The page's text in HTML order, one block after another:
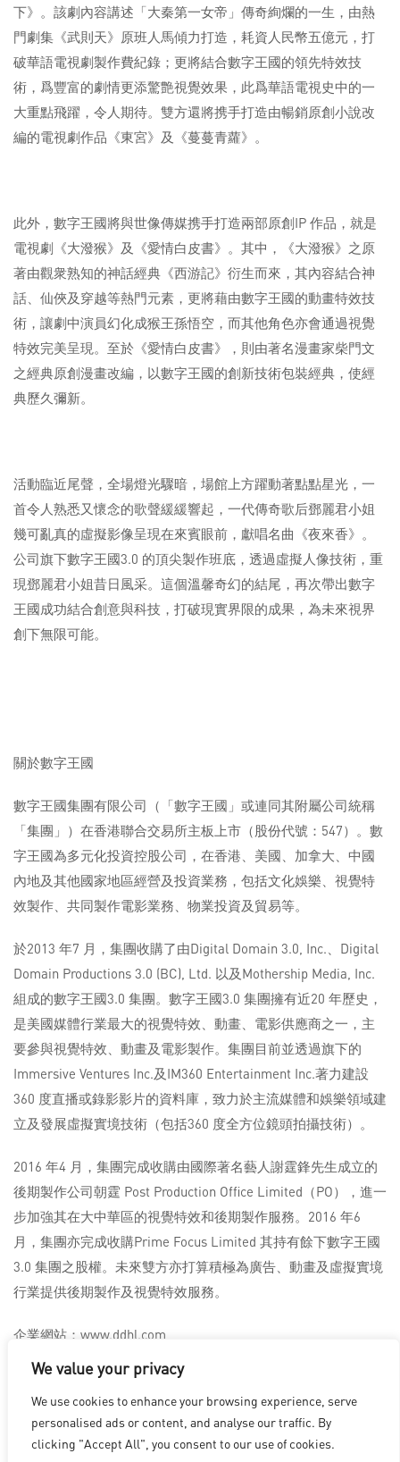
We value your privacy
We use cookies to enhance your browsing experience, serve
personalised ads or content, and analyse our traffic. By
clicking "Accept All", you consent to our use of cookies.
下》。該劇內容講述「大秦第一女帝」傳奇絢爛的一生，由熱
門劇集《武則天》原班人馬傾力打造，耗資人民幣五億元，打
破華語電視劇製作費紀錄；更將結合數字王國的領先特效技
術，爲豐富的劇情更添驚艶視覺效果，此爲華語電視史中的一
大重點飛躍，令人期待。雙方還將携手打造由暢銷原創小說改
編的電視劇作品《東宮》及《蔓蔓青蘿》。
此外，數字王國將與世像傳媒携手打造兩部原創IP 作品，就是
電視劇《大潑猴》及《愛情白皮書》。其中，《大潑猴》之原
著由觀衆熟知的神話經典《西游記》衍生而來，其內容結合神
話、仙俠及穿越等熱門元素，更將藉由數字王國的動畫特效技
術，讓劇中演員幻化成猴王孫悟空，而其他角色亦會通過視覺
特效完美呈現。至於《愛情白皮書》，則由著名漫畫家柴門文
之經典原創漫畫改編，以數字王國的創新技術包裝經典，使經
典歷久彌新。
活動臨近尾聲，全場燈光驟暗，場館上方躍動著點點星光，一
首令人熟悉又懷念的歌聲緩緩響起，一代傳奇歌后鄧麗君小姐
幾可亂真的虛擬影像呈現在來賓眼前，獻唱名曲《夜來香》。
公司旗下數字王國3.0 的頂尖製作班底，透過虛擬人像技術，重
現鄧麗君小姐昔日風采。這個溫馨奇幻的結尾，再次帶出數字
王國成功結合創意與科技，打破現實界限的成果，為未來視界
創下無限可能。
關於數字王國
數字王國集團有限公司（「數字王國」或連同其附屬公司統稱
「集團」）在香港聯合交易所主板上市（股份代號：547）。數
字王國為多元化投資控股公司，在香港、美國、加拿大、中國
內地及其他國家地區經營及投資業務，包括文化娛樂、視覺特
效製作、共同製作電影業務、物業投資及貿易等。
於2013 年7 月，集團收購了由Digital Domain 3.0, Inc.、Digital
Domain Productions 3.0 (BC), Ltd. 以及Mothership Media, Inc.
組成的數字王國3.0 集團。數字王國3.0 集團擁有近20 年歷史，
是美國媒體行業最大的視覺特效、動畫、電影供應商之一，主
要參與視覺特效、動畫及電影製作。集團目前並透過旗下的
Immersive Ventures Inc.及IM360 Entertainment Inc.著力建設
360 度直播或錄影影片的資料庫，致力於主流媒體和娛樂領域建
立及發展虛擬實境技術（包括360 度全方位鏡頭拍攝技術）。
2016 年4 月，集團完成收購由國際著名藝人謝霆鋒先生成立的
後期製作公司朝霆 Post Production Office Limited（PO），進一
步加強其在大中華區的視覺特效和後期製作服務。2016 年6
月，集團亦完成收購Prime Focus Limited 其持有餘下數字王國
3.0 集團之股權。未來雙方亦打算積極為廣告、動畫及虛擬實境
行業提供後期製作及視覺特效服務。
企業網站：www.ddhl.com